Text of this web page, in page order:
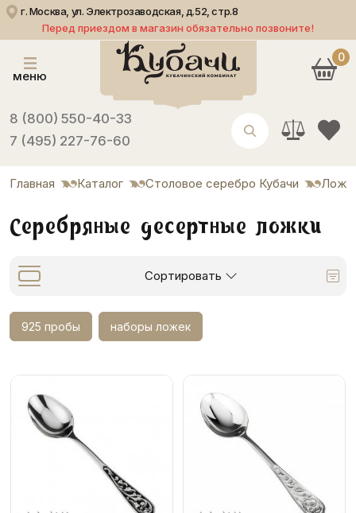
г. Москва, ул. Электрозаводская, д.52, стр.8
Перед приездом в магазин обязательно позвоните!
меню
8 (800) 550-40-33
7 (495) 227-76-60
0
Главная Каталог Столовое серебро Кубачи
Серебряные десертные ложки
Сортировать
925 пробы наборы ложек